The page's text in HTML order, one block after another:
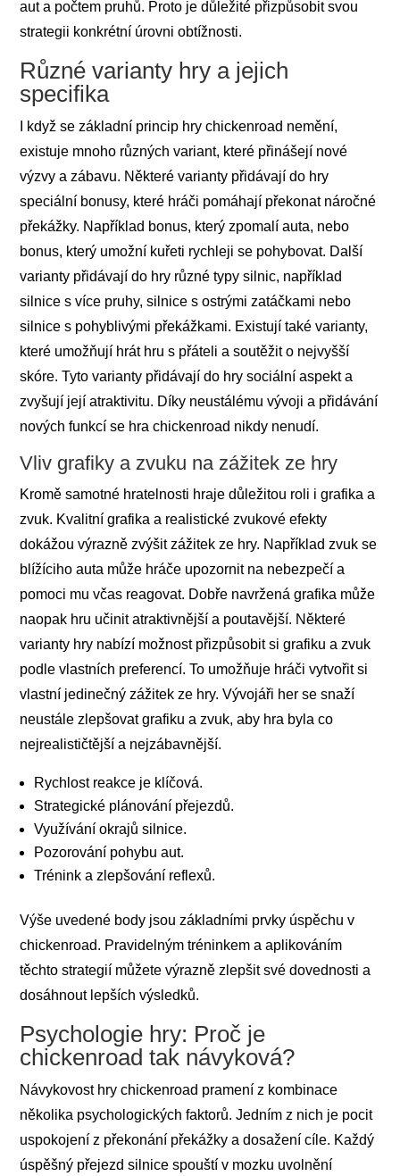
aut a počtem pruhů. Proto je důležité přizpůsobit svou
strategii konkrétní úrovni obtížnosti.
Různé varianty hry a jejich
specifika
I když se základní princip hry chickenroad nemění,
existuje mnoho různých variant, které přinášejí nové
výzvy a zábavu. Některé varianty přidávají do hry
speciální bonusy, které hráči pomáhají překonat náročné
překážky. Například bonus, který zpomalí auta, nebo
bonus, který umožní kuřeti rychleji se pohybovat. Další
varianty přidávají do hry různé typy silnic, například
silnice s více pruhy, silnice s ostrými zatáčkami nebo
silnice s pohyblivými překážkami. Existují také varianty,
které umožňují hrát hru s přáteli a soutěžit o nejvyšší
skóre. Tyto varianty přidávají do hry sociální aspekt a
zvyšují její atraktivitu. Díky neustálému vývoji a přidávání
nových funkcí se hra chickenroad nikdy nenudí.
Vliv grafiky a zvuku na zážitek ze hry
Kromě samotné hratelnosti hraje důležitou roli i grafika a
zvuk. Kvalitní grafika a realistické zvukové efekty
dokážou výrazně zvýšit zážitek ze hry. Například zvuk se
blížíciho auta může hráče upozornit na nebezpečí a
pomoci mu včas reagovat. Dobře navržená grafika může
naopak hru učinit atraktivnější a poutavější. Některé
varianty hry nabízí možnost přizpůsobit si grafiku a zvuk
podle vlastních preferencí. To umožňuje hráči vytvořit si
vlastní jedinečný zážitek ze hry. Vývojáři her se snaží
neustále zlepšovat grafiku a zvuk, aby hra byla co
nejrealističtější a nejzábavnější.
Rychlost reakce je klíčová.
Strategické plánování přejezdů.
Využívání okrajů silnice.
Pozorování pohybu aut.
Trénink a zlepšování reflexů.
Výše uvedené body jsou základními prvky úspěchu v
chickenroad. Pravidelným tréninkem a aplikováním
těchto strategií můžete výrazně zlepšit své dovednosti a
dosáhnout lepších výsledků.
Psychologie hry: Proč je
chickenroad tak návyková?
Návykovost hry chickenroad pramení z kombinace
několika psychologických faktorů. Jedním z nich je pocit
uspokojení z překonání překážky a dosažení cíle. Každý
úspěšný přejezd silnice spouští v mozku uvolnění